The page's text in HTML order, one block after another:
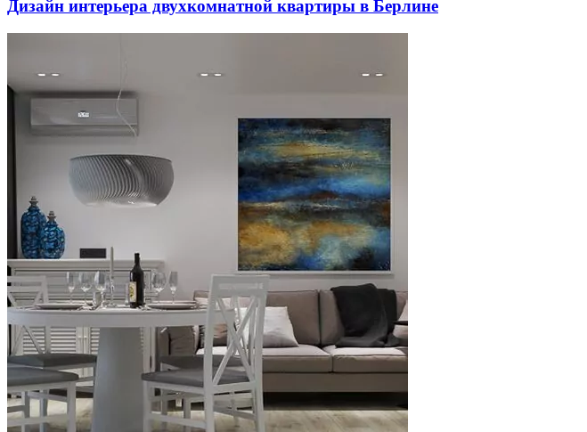
Дизайн интерьера двухкомнатной квартиры в Берлине